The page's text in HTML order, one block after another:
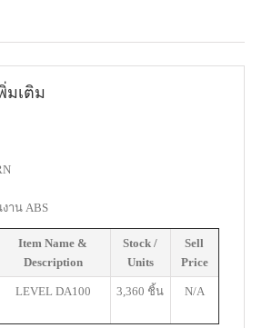
มเติม
าน ABS
Item Name &
Description
Stock /
Units
Sell
Price
LEVEL DA100 3,360 ชิ้น N/A